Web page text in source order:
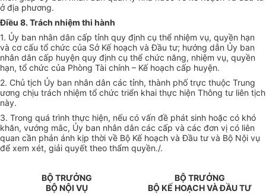
ở địa phương.
Điều 8. Trách nhiệm thi hành
1. Ủy ban nhân dân cấp tỉnh quy định cụ thể nhiệm vụ, quyền hạn
và cơ cấu tổ chức của Sở Kế hoạch và Đầu tư; hướng dẫn Ủy ban
nhân dân cấp huyện quy định cụ thể chức năng, nhiệm vụ, quyền
hạn, tổ chức của Phòng Tài chính – Kế hoạch cấp huyện.
2. Chủ tịch Ủy ban nhân dân các tỉnh, thành phố trực thuộc Trung
ương chịu trách nhiệm tổ chức triển khai thực hiện Thông tư liên tịch
này.
3. Trong quá trình thực hiện, nếu có vấn đề phát sinh hoặc có khó
khăn, vướng mắc, Ủy ban nhân dân các cấp và các đơn vị có liên
quan cần phản ánh kịp thời về Bộ Kế hoạch và Đầu tư và Bộ Nội vụ
để xem xét, giải quyết theo thẩm quyền./.
BỘ TRƯỞNG
BỘ NỘI VỤ
BỘ TRƯỞNG
BỘ KẾ HOẠCH VÀ ĐẦU TƯ